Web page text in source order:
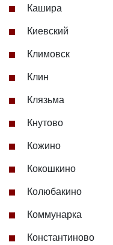
Кашира
Киевский
Климовск
Клин
Клязьма
Кнутово
Кожино
Кокошкино
Колюбакино
Коммунарка
Константиново